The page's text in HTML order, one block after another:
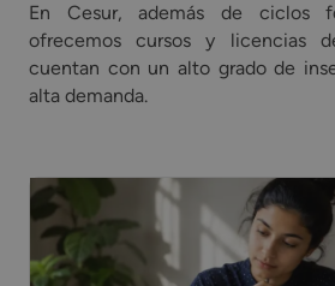
En Cesur, además de ciclos
ofrecemos cursos y licencias
cuentan con un alto grado de
alta demanda.